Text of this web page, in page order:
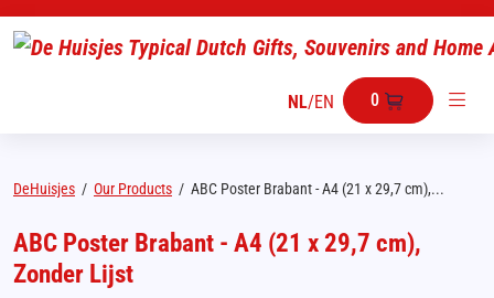
NL/EN 0
DeHuisjes / Our Products / ABC Poster Brabant - A4 (21 x 29,7 cm),...
ABC Poster Brabant - A4 (21 x 29,7 cm),
Zonder Lijst